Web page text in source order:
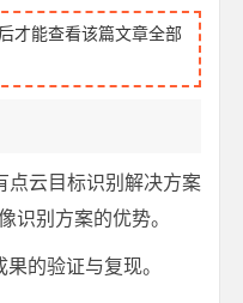
才能查看该篇文章全部
点云目标识别解决方案
识别方案的优势。
果的验证与复现。